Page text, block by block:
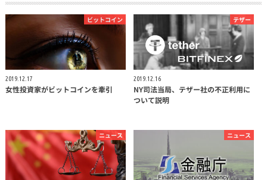
ビットコイン
2019.12.17
女性投資家がビットコインを牽引
テザー
2019.12.16
NY司法当局、テザー社の不正利用に
ついて説明
ニュース ニュース